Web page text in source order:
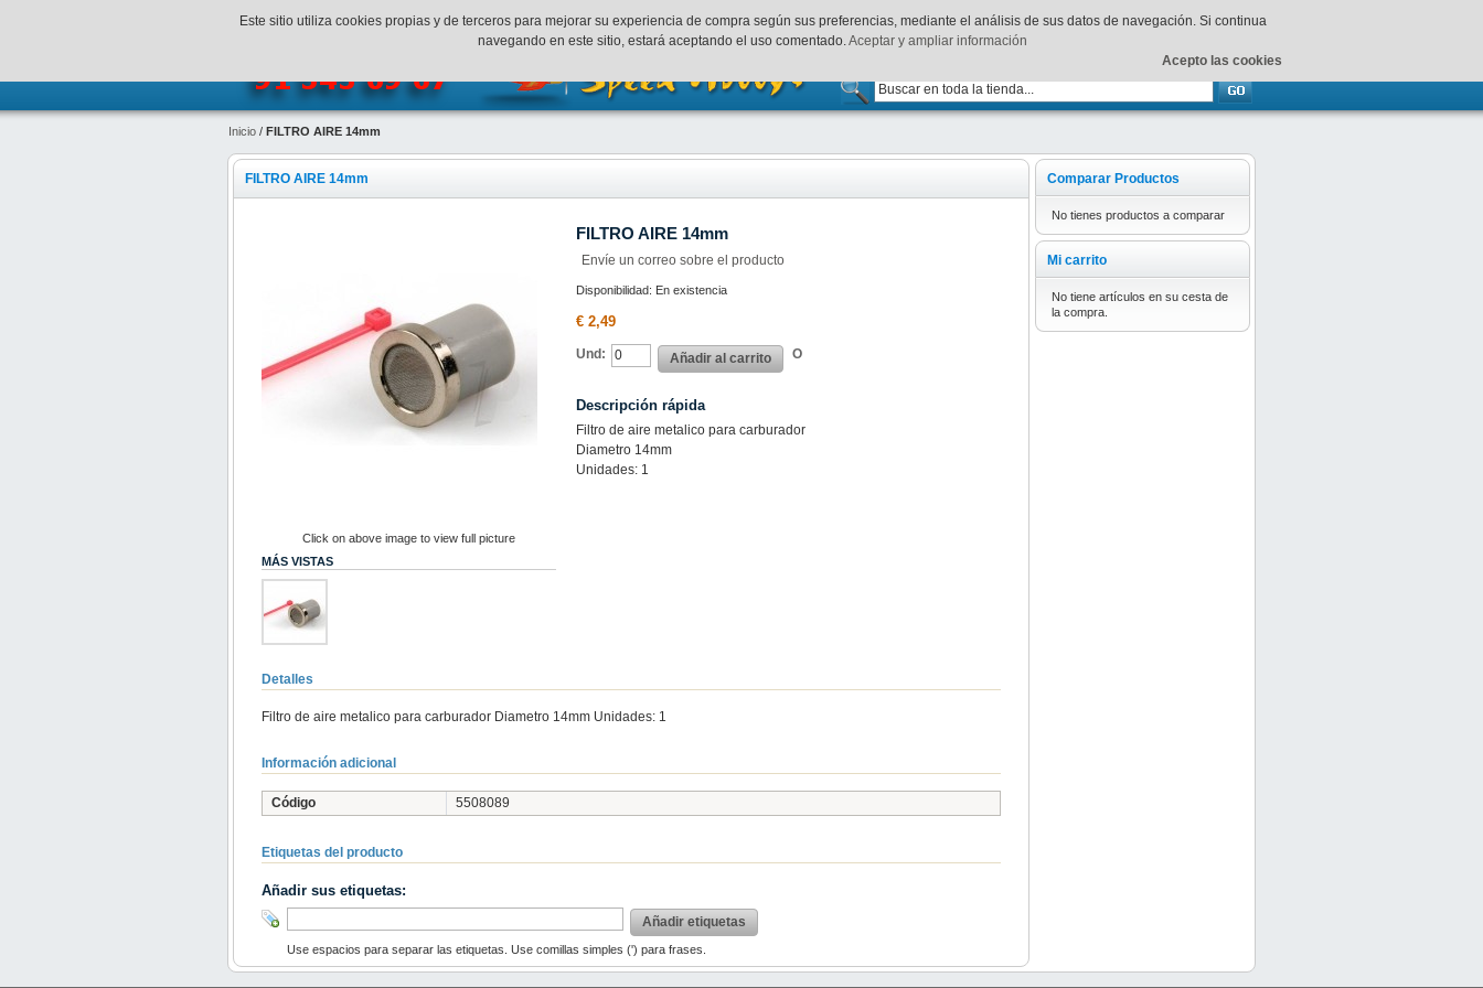
¡Bienvenidos a SpeedHobbys! Mi cuenta Finalizar Compra Acceder Sucarrito está vacío.
Inicio / FILTRO AIRE 14mm
FILTRO AIRE 14mm
FILTRO AIRE 14mm
Envíe un correo sobre el producto
Disponibilidad: En existencia
€ 2,49
Und: Añadir al carrito O
Descripción rápida
Filtro de aire metalico para carburador
Diametro 14mm
Unidades: 1
Click on above image to view full picture
MÁS VISTAS
Detalles
Filtro de aire metalico para carburador Diametro 14mm Unidades: 1
Información adicional
Código 5508089
Etiquetas del producto
Añadir sus etiquetas:
Añadir etiquetas
Use espacios para separar las etiquetas. Use comillas simples (') para frases.
Comparar Productos
No tienes productos a comparar
Mi carrito
No tiene artículos en su cesta de
la compra.
Este sitio utiliza cookies propias y de terceros para mejorar su experiencia de compra según sus preferencias, mediante el análisis de sus datos de navegación. Si continua
navegando en este sitio, estará aceptando el uso comentado.Aceptar y ampliar información
Acepto las cookies